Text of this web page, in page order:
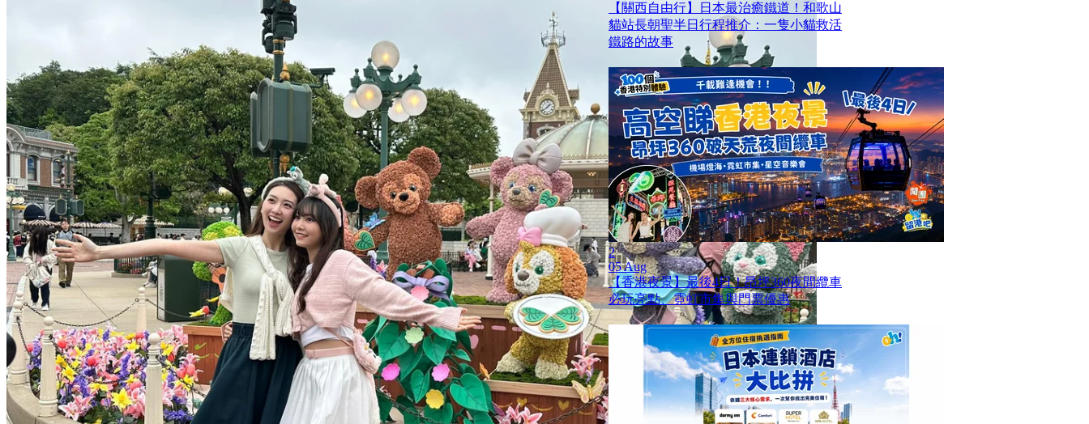
【關西自由行】日本最治癒鐵道！和歌山
貓站長朝聖半日行程推介：一隻小貓救活
鐵路的故事
2
05 Aug
【香港夜景】最後4日！昂坪360夜間纜車
必玩亮點、霓虹市集與門票優惠